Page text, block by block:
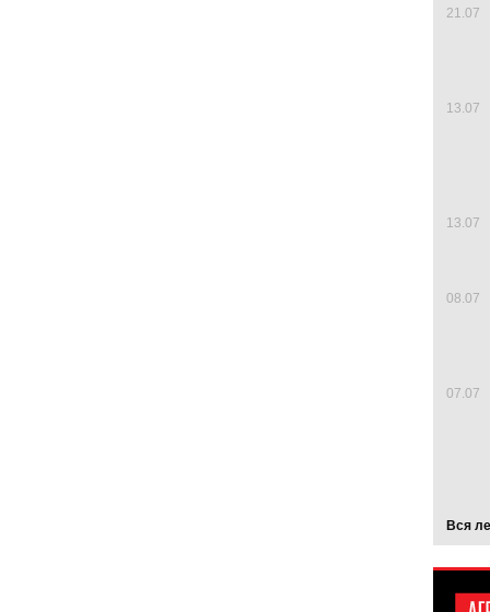
21.07
13.07
13.07
08.07
07.07
Вся